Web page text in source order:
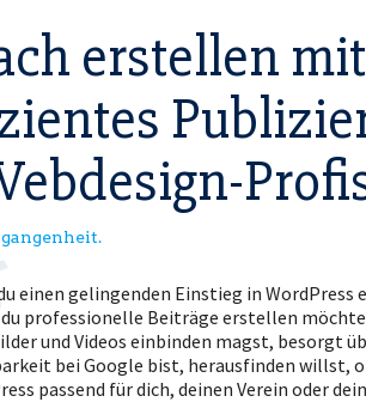
erstellen mit
einen gelingenden Einstieg in WordPress
professionelle Beiträge erstellen
und Videos einbinden magst, besorgt
bei Google bist, herausfinden willst,
passend für dich, deinen Verein oder